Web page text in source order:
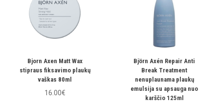
Bjorn Axen Matt Wax
stipraus fiksavimo plaukų
vaškas 80ml
16.00€
Björn Axén Repair Anti
Break Treatment
nenuplaunama plaukų
emulsija su apsauga nuo
karščio 125ml